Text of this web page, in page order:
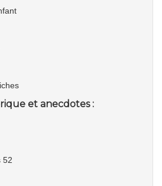
et anecdotes :
52